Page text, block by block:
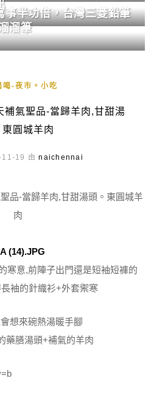
事半功倍，台灣三菱鉛筆
溜筆
喝-夜市。小吃
補氣聖品-當歸羊肉,甘甜湯
東圓城羊肉
11-19 由naichennai
寒意,前陣子出門還是短袖短褲的
袖的針織衫+外套禦寒
想來碗熱湯暖手腳
藥膳湯頭+補氣的羊肉